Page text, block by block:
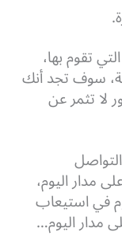
تقوم بها،
تماماً على مدار 24 ساعة، سوف تجد أنك
لا تثمر عن
مدار اليوم،
في استيعاب
مدار اليوم…